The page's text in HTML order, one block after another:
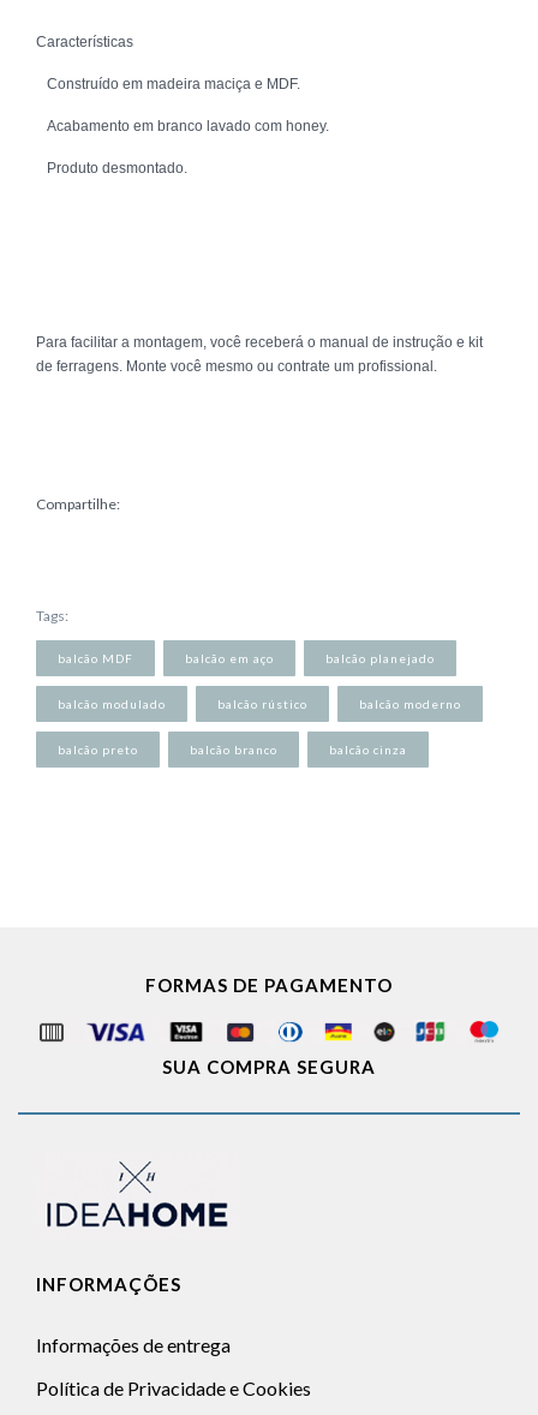
Características
Construído em madeira maciça e MDF.
Acabamento em branco lavado com honey.
Produto desmontado.
Para facilitar a montagem, você receberá o manual de instrução e kit
de ferragens. Monte você mesmo ou contrate um profissional.
Compartilhe:
Tags:
balcão MDF balcão em aço balcão planejado
balcão modulado balcão rústico balcão moderno
balcão preto balcão branco balcão cinza
FORMAS DE PAGAMENTO
SUA COMPRA SEGURA
INFORMAÇÕES
Informações de entrega
Política de Privacidade e Cookies